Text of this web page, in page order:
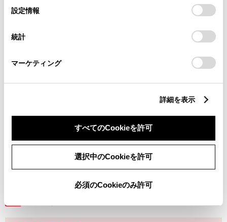
デバイスにすべてのCookie(クッキー)が保存されることに同
意したことになります。Cookie(クッキー)のオプトアウト、
設定の変更、同意を撤回したりするにあたっては、当社の
「Cookie（クッキー）情報の取り扱いについて
」をご覧くだ
設定情報
統計
マーケティング
詳細を表示
すべてのCookieを許可
選択中のCookieを許可
必須のCookieのみ許可
任意 建物名